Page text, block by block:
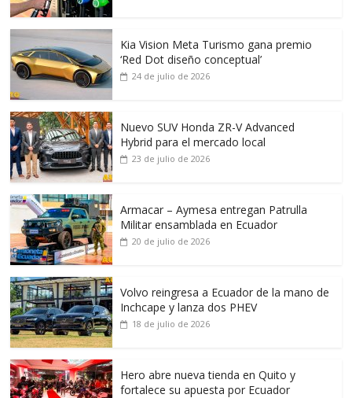
Kia Vision Meta Turismo gana premio
‘Red Dot diseño conceptual’
24 de julio de 2026
Nuevo SUV Honda ZR-V Advanced
Hybrid para el mercado local
23 de julio de 2026
Armacar – Aymesa entregan Patrulla
Militar ensamblada en Ecuador
20 de julio de 2026
Volvo reingresa a Ecuador de la mano de
Inchcape y lanza dos PHEV
18 de julio de 2026
Hero abre nueva tienda en Quito y
fortalece su apuesta por Ecuador